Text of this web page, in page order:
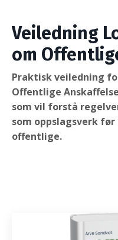
Veiledning
om
Praktisk veiledning
Offentlige
som vil forstå
som oppslagsverk
offentlige.